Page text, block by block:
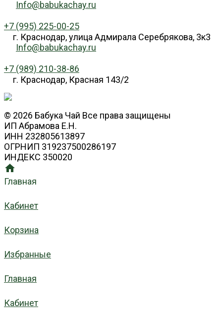
Info@babukachay.ru
+7 (995) 225-00-25
г. Краснодар, улица Адмирала Серебрякова, 3к3
Info@babukachay.ru
+7 (989) 210-38-86
г. Краснодар, Красная 143/2
© 2026 Бабука Чай Все права защищены
ИП Абрамова Е.Н.
ИНН 232805613897
ОГРНИП 319237500286197
ИНДЕКС 350020
Главная
Кабинет
Корзина
Избранные
Главная
Кабинет